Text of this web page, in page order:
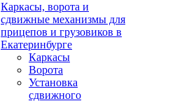
Каркасы, ворота и
сдвижные механизмы для
прицепов и грузовиков в
Екатеринбурге
Каркасы
Ворота
Установка
сдвижного